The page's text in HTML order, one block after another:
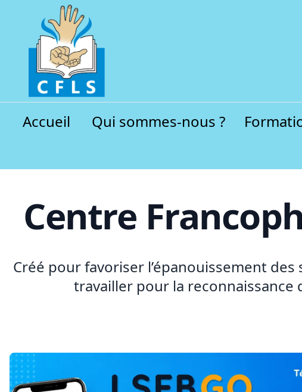
Accueil Qui sommes-nous ?
Centre
Créé pour favoriser l’épanouissement des
travailler pour la reconnaissance